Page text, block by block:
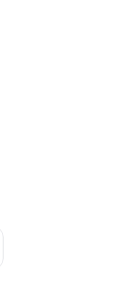
า ส.ค. 14 - ส.ค. 16